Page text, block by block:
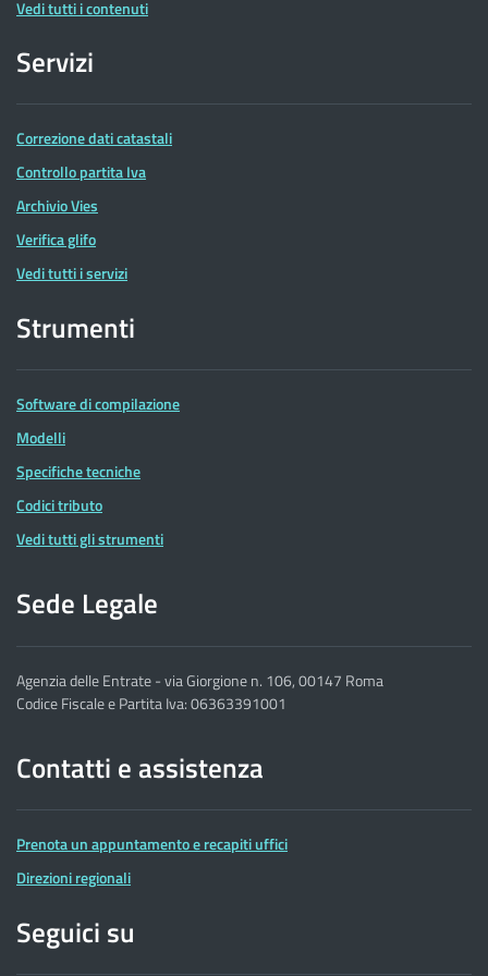
Vedi tutti i contenuti
Servizi
Correzione dati catastali
Controllo partita Iva
Archivio Vies
Verifica glifo
Vedi tutti i servizi
Strumenti
Software di compilazione
Modelli
Specifiche tecniche
Codici tributo
Vedi tutti gli strumenti
Sede Legale
Agenzia delle Entrate - via Giorgione n. 106, 00147 Roma
Codice Fiscale e Partita Iva: 06363391001
Contatti e assistenza
Prenota un appuntamento e recapiti uffici
Direzioni regionali
Seguici su